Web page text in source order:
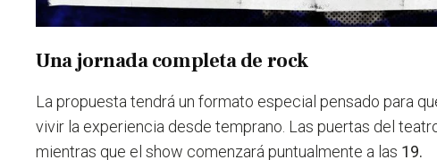
Una jornada completa de rock
La propuesta tendrá un formato especial pensado para
vivir la experiencia desde temprano. Las puertas del
mientras que el show comenzará puntualmente a las 19.